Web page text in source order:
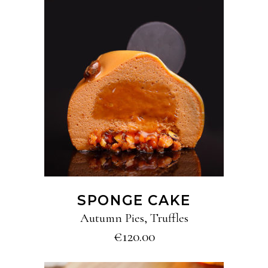
ADD TO CART
SPONGE CAKE
Autumn Pies, Truffles
€120.00